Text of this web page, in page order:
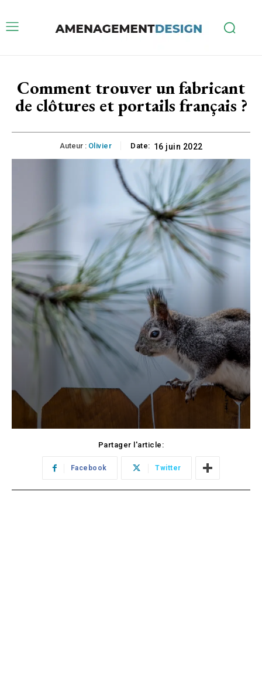
Comment trouver un fabricant
de clôtures et portails français ?
Auteur : Olivier Date: 16 juin 2022
Partager l'article:
Facebook Twitter